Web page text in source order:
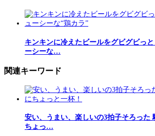
キンキンに冷えたビールをグビグビっ
ーシーな…
関連キーワード
安い、うまい、楽しいの3拍子そろった
ちょっ…